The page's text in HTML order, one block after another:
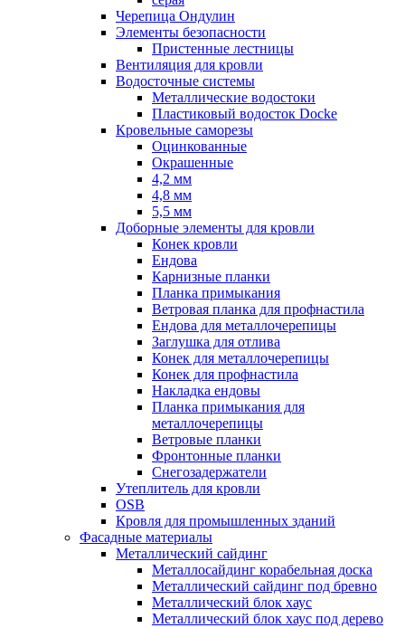
Черепица Ондулин
Элементы безопасности
Пристенные лестницы
Вентиляция для кровли
Водосточные системы
Металлические водостоки
Пластиковый водосток Docke
Кровельные саморезы
Оцинкованные
Окрашенные
4,2 мм
4,8 мм
5,5 мм
Доборные элементы для кровли
Конек кровли
Ендова
Карнизные планки
Планка примыкания
Ветровая планка для профнастила
Ендова для металлочерепицы
Заглушка для отлива
Конек для металлочерепицы
Конек для профнастила
Накладка ендовы
Планка примыкания для
металлочерепицы
Ветровые планки
Фронтонные планки
Снегозадержатели
Утеплитель для кровли
OSB
Кровля для промышленных зданий
Фасадные материалы
Металлический сайдинг
Металлосайдинг корабельная доска
Металлический сайдинг под бревно
Металлический блок хаус
Металлический блок хаус под дерево